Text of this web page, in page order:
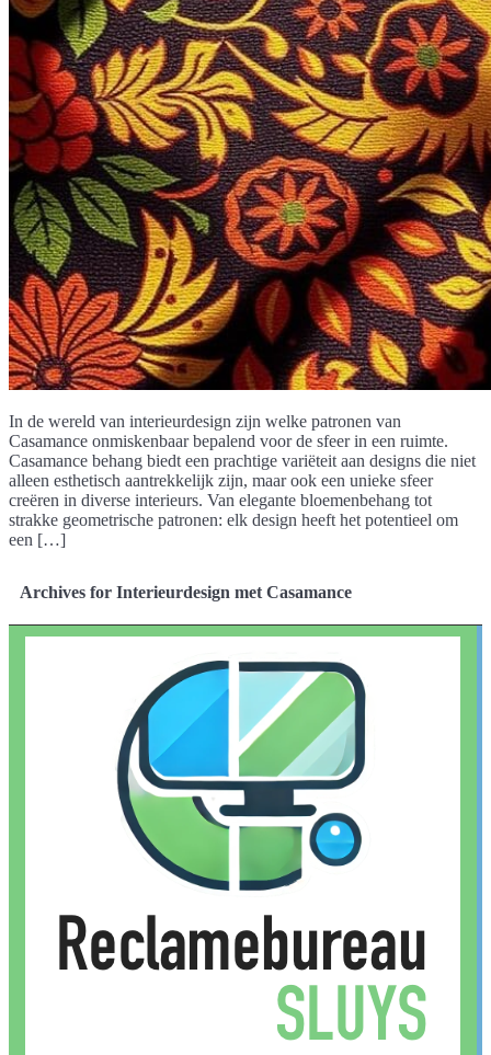
In de wereld van interieurdesign zijn welke patronen van
Casamance onmiskenbaar bepalend voor de sfeer in een ruimte.
Casamance behang biedt een prachtige variëteit aan designs die niet
alleen esthetisch aantrekkelijk zijn, maar ook een unieke sfeer
creëren in diverse interieurs. Van elegante bloemenbehang tot
strakke geometrische patronen: elk design heeft het potentieel om
een […]
Archives for Interieurdesign met Casamance